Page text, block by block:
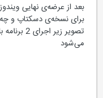
برای نسخه‌ی دسکتاپ و چه
تصویر زیر
می‌شود